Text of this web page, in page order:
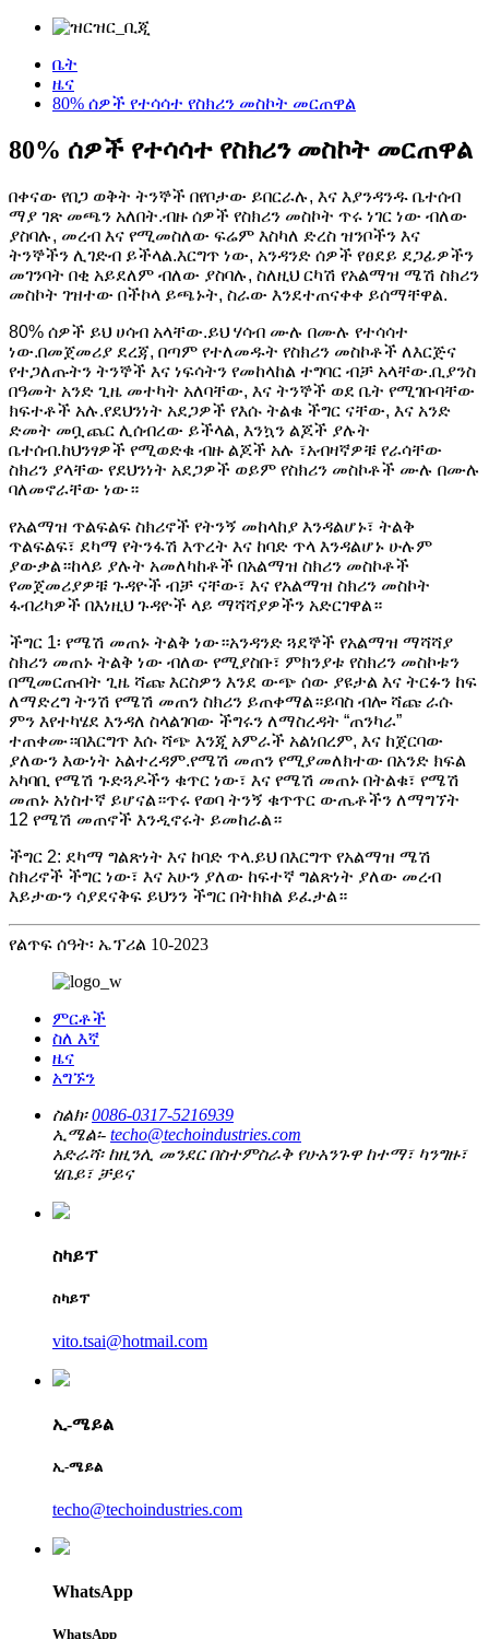
ቤት
ዜና
80% ሰዎች የተሳሳተ የስክሪን መስኮት መርጠዋል
80% ሰዎች የተሳሳተ የስክሪን መስኮት መርጠዋል
በቀናው የበጋ ወቅት ትንኞች በየቦታው ይበርራሉ, እና እያንዳንዱ ቤተሰብ
ማያ ገጽ መጫን አለበት.ብዙ ሰዎች የስክሪን መስኮት ጥሩ ነገር ነው ብለው
ያስባሉ, መረብ እና የሚመስለው ፍሬም እስካለ ድረስ ዝንቦችን እና
ትንኞችን ሊገድብ ይችላል.እርግጥ ነው, አንዳንድ ሰዎች የፀደይ ደጋፊዎችን
መገንባት በቂ አይደለም ብለው ያስባሉ, ስለዚህ ርካሽ የአልማዝ ሜሽ ስክሪን
መስኮት ገዝተው በችኮላ ይጫኑት, ስራው እንደተጠናቀቀ ይሰማቸዋል.
80% ሰዎች ይህ ሀሳብ አላቸው.ይህ ሃሳብ ሙሉ በሙሉ የተሳሳተ
ነው.በመጀመሪያ ደረጃ, በጣም የተለመዱት የስክሪን መስኮቶች ለእርጅና
የተጋለጡትን ትንኞች እና ነፍሳትን የመከላከል ተግባር ብቻ አላቸው.ቢያንስ
በዓመት አንድ ጊዜ መተካት አለባቸው, እና ትንኞች ወደ ቤት የሚገቡባቸው
ክፍተቶች አሉ.የደህንነት አደጋዎች የእሱ ትልቁ ችግር ናቸው, እና አንድ
ድመት መቧጨር ሊሰብረው ይችላል, እንኳን ልጆች ያሉት
ቤተሰብ.ከህንፃዎች የሚወድቁ ብዙ ልጆች አሉ ፣አብዛኛዎቹ የራሳቸው
ስክሪን ያላቸው የደህንነት አደጋዎች ወይም የስክሪን መስኮቶች ሙሉ በሙሉ
ባለመኖራቸው ነው።
የአልማዝ ጥልፍልፍ ስክሪኖች የትንኝ መከላከያ እንዳልሆኑ፣ ትልቅ
ጥልፍልፍ፣ ደካማ የትንፋሽ እጥረት እና ከባድ ጥላ እንዳልሆኑ ሁሉም
ያውቃል።ከላይ ያሉት አመለካከቶች በአልማዝ ስክሪን መስኮቶች
የመጀመሪያዎቹ ጉዳዮች ብቻ ናቸው፣ እና የአልማዝ ስክሪን መስኮት
ፋብሪካዎች በእነዚህ ጉዳዮች ላይ ማሻሻያዎችን አድርገዋል።
ችግር 1፡ የሜሽ መጠኑ ትልቅ ነው።አንዳንድ ጓደኞች የአልማዝ ማሻሻያ
ስክሪን መጠኑ ትልቅ ነው ብለው የሚያስቡ፣ ምክንያቱ የስክሪን መስኮቱን
በሚመርጡበት ጊዜ ሻጩ እርስዎን እንደ ውጭ ሰው ያዩታል እና ትርፉን ከፍ
ለማድረግ ትንሽ የሜሽ መጠን ስክሪን ይጠቀማል።ይባስ ብሎ ሻጩ ራሱ
ምን እየተካሄደ እንዳለ ስላልገባው ችግሩን ለማስረዳት “ጠንካራ”
ተጠቀሙ።በእርግጥ እሱ ሻጭ እንጂ አምራች አልነበረም, እና ከጀርባው
ያለውን እውነት አልተረዳም.የሜሽ መጠን የሚያመለክተው በአንድ ክፍል
አካባቢ የሜሽ ጉድጓዶችን ቁጥር ነው፣ እና የሜሽ መጠኑ በትልቁ፣ የሜሽ
መጠኑ አነስተኛ ይሆናል።ጥሩ የወባ ትንኝ ቁጥጥር ውጤቶችን ለማግኘት
12 የሜሽ መጠኖች እንዲኖሩት ይመከራል።
ችግር 2: ደካማ ግልጽነት እና ከባድ ጥላ.ይህ በእርግጥ የአልማዝ ሜሽ
ስክሪኖች ችግር ነው፣ እና አሁን ያለው ከፍተኛ ግልጽነት ያለው መረብ
እይታውን ሳያደናቅፍ ይህንን ችግር በትክክል ይፈታል።
የልጥፍ ሰዓት፡ ኤፕሪል 10-2023
ምርቶች
ስለ እኛ
ዜና
አግኙን
ስልክ፡ 0086-0317-5216939
ኢሜል፡- techo@techoindustries.com
አድራሻ፡ ከዚንሊ መንደር በስተምስራቅ የሁአንጉዋ ከተማ፣ ካንግዙ፣
ሄቤይ፣ ቻይና
ስካይፕ
ስካይፕ
vito.tsai@hotmail.com
ኢ-ሜይል
ኢ-ሜይል
techo@techoindustries.com
WhatsApp
WhatsApp